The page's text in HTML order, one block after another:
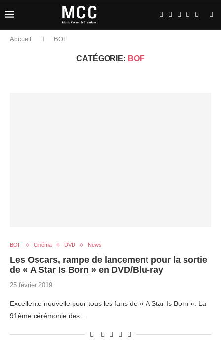
Accueil BOF
CATÉGORIE: BOF
BOF Cinéma DVD News
Les Oscars, rampe de lancement pour la sortie
de « A Star Is Born » en DVD/Blu-ray
25 février 2019
Excellente nouvelle pour tous les fans de « A Star Is Born ». La
91ème cérémonie des…